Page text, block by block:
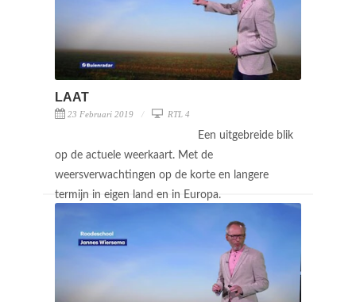
LAAT
23 Februari 2019 RTL 4
Een uitgebreide blik
op de actuele weerkaart. Met de
weersverwachtingen op de korte en langere
termijn in eigen land en in Europa.